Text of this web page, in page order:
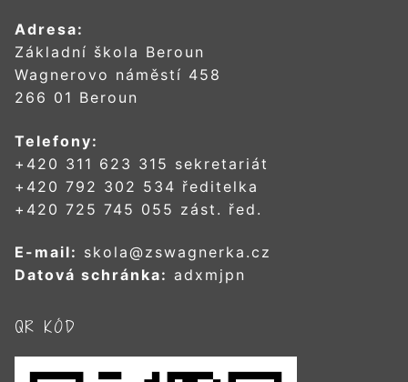
Adresa:
Základní škola Beroun
Wagnerovo náměstí 458
266 01 Beroun
Telefony:
+420 311 623 315 sekretariát
+420 792 302 534 ředitelka
+420 725 745 055 zást. řed.
E-mail: skola@zswagnerka.cz
Datová schránka: adxmjpn
QR KÓD